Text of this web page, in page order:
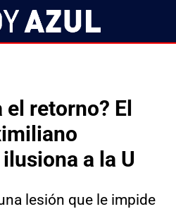
retorno? El
a la U
lesión que le impide